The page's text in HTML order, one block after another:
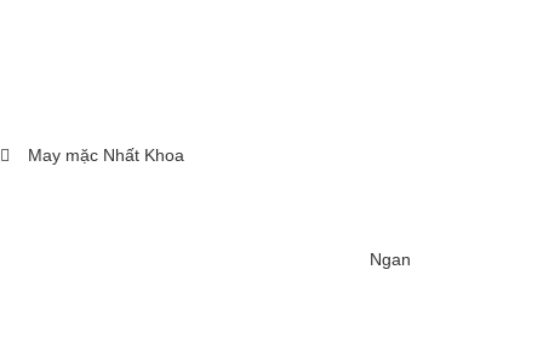
May mặc Nhất Khoa
Ngan